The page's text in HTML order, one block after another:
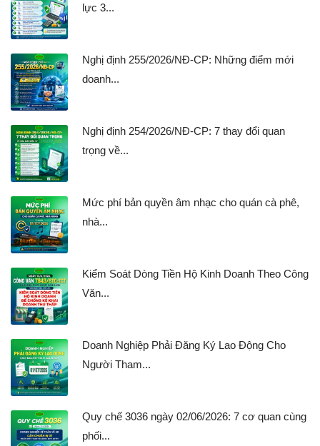
lực 3...
Nghị định 255/2026/NĐ-CP: Những điểm mới
doanh...
Nghị định 254/2026/NĐ-CP: 7 thay đổi quan
trọng về...
Mức phí bản quyền âm nhạc cho quán cà phê,
nhà...
Kiểm Soát Dòng Tiền Hộ Kinh Doanh Theo Công
Văn...
Doanh Nghiệp Phải Đăng Ký Lao Động Cho
Người Tham...
Quy chế 3036 ngày 02/06/2026: 7 cơ quan cùng
phối...